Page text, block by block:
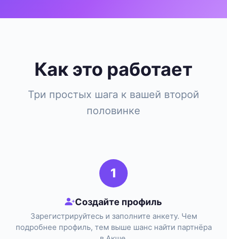
Как это работает
Три простых шага к вашей второй
половинке
1
Создайте профиль
Зарегистрируйтесь и заполните анкету. Чем
подробнее профиль, тем выше шанс найти партнёра